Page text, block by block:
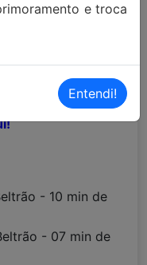
- 10 min de
- 07 min de
e troca
Entendi!